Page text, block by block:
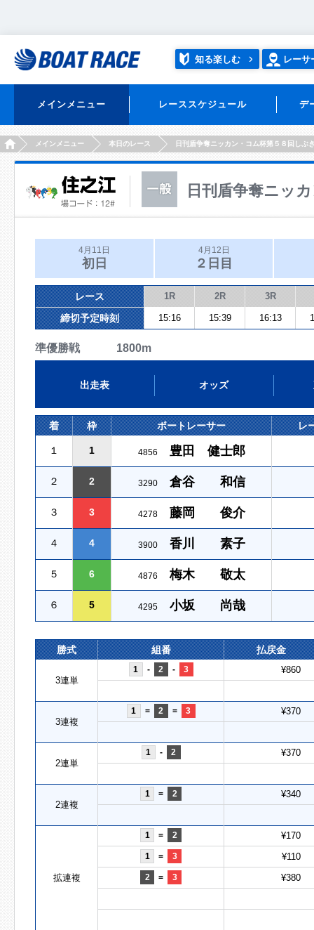
知る楽しむ レーサ
メインメニュー レーススケジュール デ
HOMEメインメニュー 本日のレース 日刊盾争奪ニッカン・コム杯第５８回しぶ
日刊盾争奪ニッ
4月11日
初日
4月12日
２日目
レース 1R 2R 3R
締切予定時刻 15:16 15:39 16:13
準優勝戦 1800m
出走表 オッズ
着 枠 ボートレーサー レ
１ 1 4856 豊田 健士郎
２ 2 3290 倉谷 和信
３ 3 4278 藤岡 俊介
４ 4 3900 香川 素子
５ 6 4876 梅木 敬太
６ 5 4295 小坂 尚哉
勝式 組番 払戻金
3連単
1 - 2 - 3 ¥860
3連複
1 = 2 = 3 ¥370
2連単
1 - 2 ¥370
2連複
1 = 2 ¥340
拡連複
1 = 2 ¥170
1 = 3 ¥110
2 = 3 ¥380